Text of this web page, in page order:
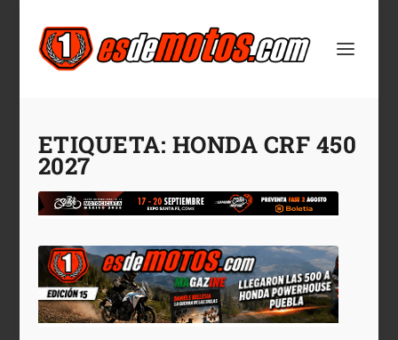
ETIQUETA: HONDA CRF 450
2027